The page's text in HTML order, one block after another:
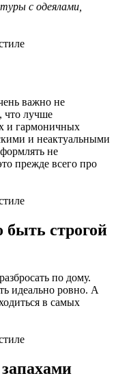
с одеялами,
важно не
что лучше
и гармоничных
и неактуальными
не
прежде всего про
быть строгой
по дому.
идеально ровно. А
в самых